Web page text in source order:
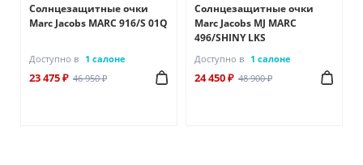
Солнцезащитные очки
Marc Jacobs MARC 916/S 01Q
Доступно в 1 салоне
23 475 ₽ 46 950 ₽
Солнцезащитные очки
Marc Jacobs MJ MARC
496/SHINY LKS
Доступно в 1 салоне
24 450 ₽ 48 900 ₽